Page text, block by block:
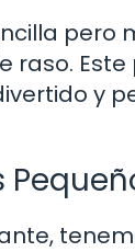
pero
raso.